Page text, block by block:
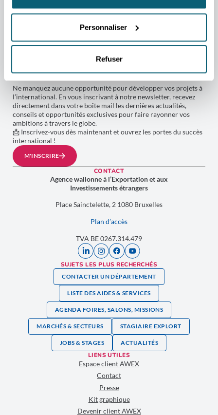
Personnaliser
Refuser
NEWSLETTER
RESTEZ CONNECTÉ AU MONDE
AVEC L'AWEX !
Ne manquez aucune opportunité pour développer vos projets à
l’international. En vous inscrivant à notre newsletter, recevez
directement dans votre boîte mail les dernières actualités,
conseils et opportunités exclusives pour faire rayonner vos
ambitions à travers le globe.
📩 Inscrivez-vous dès maintenant et ouvrez les portes du succès
international !
M'INSCRIRE
CONTACT
Agence wallonne à l’Exportation et aux
Investissements étrangers
Place Sainctelette, 2 1080 Bruxelles
Plan d’accès
TVA BE 0267.314.479
SUJETS LES PLUS RECHERCHÉS
CONTACTER UN DÉPARTEMENT
LISTE DES AIDES & SERVICES
AGENDA FOIRES, SALONS, MISSIONS
MARCHÉS & SECTEURS STAGIAIRE EXPLORT
JOBS & STAGES ACTUALITÉS
LIENS UTILES
Espace client AWEX
Contact
Presse
Kit graphique
Devenir client AWEX